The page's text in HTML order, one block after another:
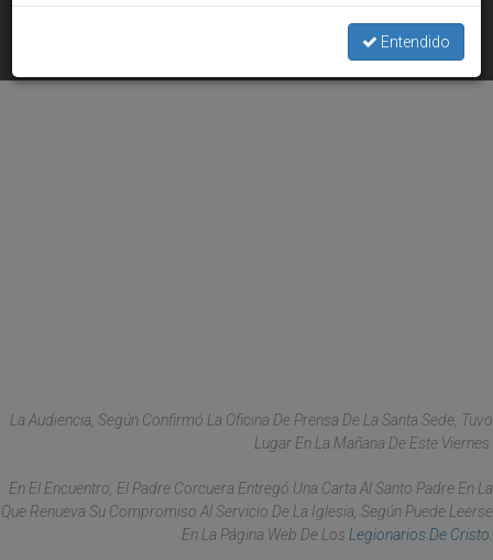
JUN 16, 2006 00:00
La Audiencia, Según Confirmó La Oficina De Prensa De La Santa Sede, Tuvo
Lugar En La Mañana De Este Viernes.
En El Encuentro, El Padre Corcuera Entregó Una Carta Al Santo Padre En La
Que Renueva Su Compromiso Al Servicio De La Iglesia, Según Puede Leerse
En La Página Web De Los Legionarios De Cristo
Entendido